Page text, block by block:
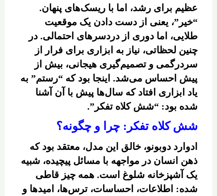
عظیم برای رشد، اما با ریسک‌های پنهان.
“خیر”، یعنی از دست دادن یک موقعیت
طلایی، اما دوری از دردسرهای احتمالی. در
چنین لحظاتی، نیاز به ابزاری برای فرار از
سردرگمی و تصمیم‌گیری هیجانی، بیش از
پیش احساس می‌شد. اینجا بود که “رستم” به
یاد ابزاری افتاد که سال‌ها پیش با آن آشنا
شده بود: “شش کلاه تفکر”.
شش کلاه تفکر: چرا و چگونه؟
ادوارد دوبونو، خالق این مدل، معتقد بود که
ذهن انسان در مواجهه با مسائل پیچیده، شبیه
یک آشپزخانه شلوغ است. همه چیز قاطی
شده: اطلاعات، احساسات، ترس‌ها، امیدها و